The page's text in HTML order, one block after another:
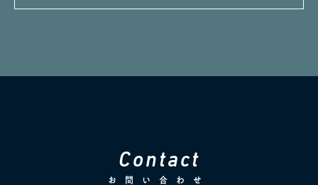
Contact
お問い合わせ